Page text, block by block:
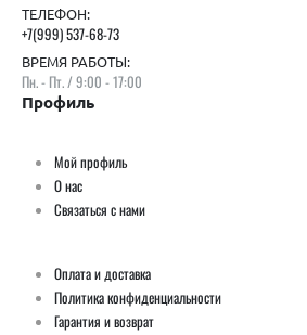
ТЕЛЕФОН:
+7(999) 537-68-73
ВРЕМЯ РАБОТЫ:
Пн. - Пт. / 9:00 - 17:00
Профиль
Мой профиль
О нас
Связаться с нами
Оплата и доставка
Политика конфиденциальности
Гарантия и возврат